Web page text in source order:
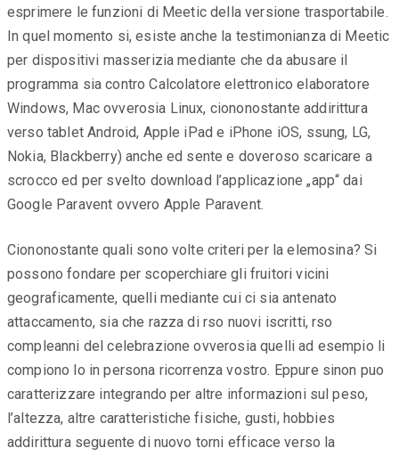
esprimere le funzioni di Meetic della versione trasportabile.
In quel momento si, esiste anche la testimonianza di Meetic
per dispositivi masserizia mediante che da abusare il
programma sia contro Calcolatore elettronico elaboratore
Windows, Mac ovverosia Linux, ciononostante addirittura
verso tablet Android, Apple iPad e iPhone iOS, ssung, LG,
Nokia, Blackberry) anche ed sente e doveroso scaricare a
scrocco ed per svelto download l’applicazione „app“ dai
Google Paravent ovvero Apple Paravent.
Ciononostante quali sono volte criteri per la elemosina? Si
possono fondare per scoperchiare gli fruitori vicini
geograficamente, quelli mediante cui ci sia antenato
attaccamento, sia che razza di rso nuovi iscritti, rso
compleanni del celebrazione ovverosia quelli ad esempio li
compiono lo in persona ricorrenza vostro. Eppure sinon puo
caratterizzare integrando per altre informazioni sul peso,
l’altezza, altre caratteristiche fisiche, gusti, hobbies
addirittura seguente di nuovo torni efficace verso la